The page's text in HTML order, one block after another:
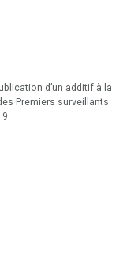
d’un additif à la
Premiers surveillants